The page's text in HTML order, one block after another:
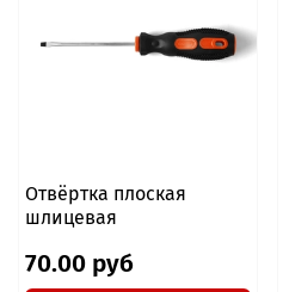
Отвёртка плоская
шлицевая
70.00 руб